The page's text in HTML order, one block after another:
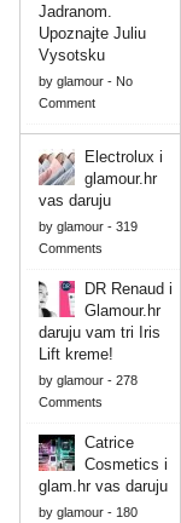
Jadranom.
Upoznajte Juliu
Vysotsku
by glamour- No
Comment
Electrolux i
glamour.hr
vas daruju
by glamour- 319
Comments
DR Renaud i
Glamour.hr
daruju vam tri Iris
Lift kreme!
by glamour- 278
Comments
Catrice
Cosmetics i
glam.hr vas daruju
by glamour- 180